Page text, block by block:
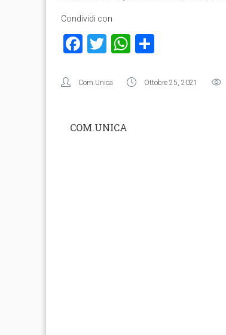
Condividi con
Facebook
TwitterWhatsApp
Com.Unica Ottobre 25, 2021
COM.UNICA